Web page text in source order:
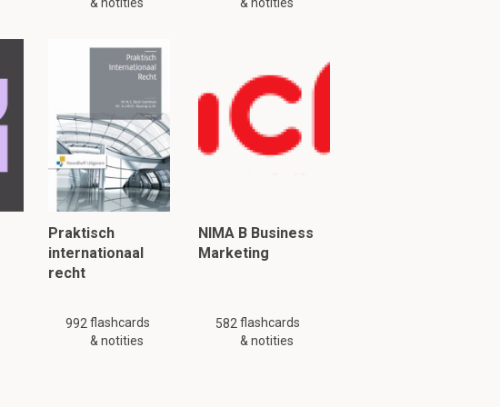
Praktisch
internationaal
recht
992 flashcards
& notities
NIMA B Business
Marketing
582 flashcards
& notities